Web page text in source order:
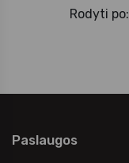
Rodyti po:
Paslaugos